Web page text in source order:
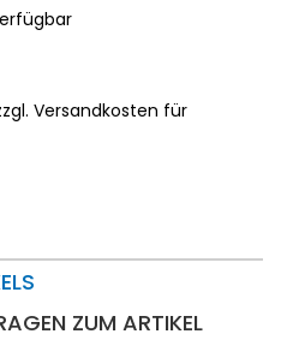
Versandkosten für
ZUM ARTIKEL